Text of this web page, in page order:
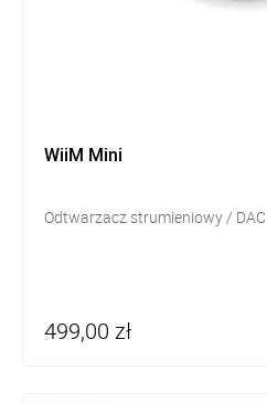
WiiM Mini
Odtwarzacz strumieniowy / DAC
499,00 zł